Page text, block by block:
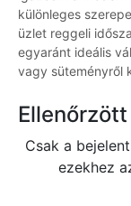
különleges
üzlet reggeli
egyaránt ideális
vagy süteményről
Csak a
ezekhez